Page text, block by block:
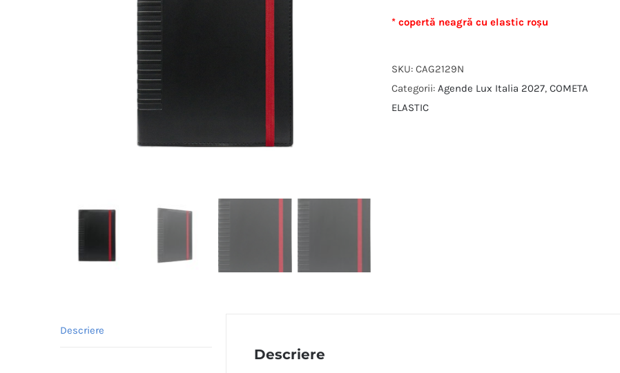
* copertă neagră cu elastic roșu
SKU: CAG2129N
Categorii: Agende Lux Italia 2027, COMETA
ELASTIC
Descriere
Descriere